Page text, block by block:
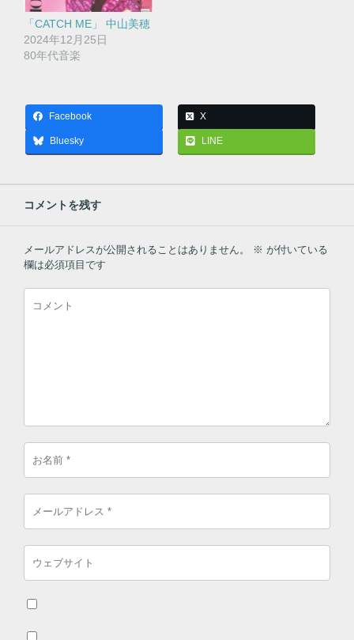
「CATCH ME」 中山美穂
2024年12月25日
80年代音楽
Facebook X
Bluesky LINE
コメントを残す
メールアドレスが公開されることはありません。 ※ が付いている
欄は必須項目です